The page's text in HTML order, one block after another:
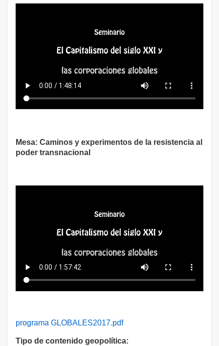
Mesa: Caminos y experimentos de la resistencia al
poder transnacional
programa GLOBALES2017.pdf
Tipo de contenido geopolítica